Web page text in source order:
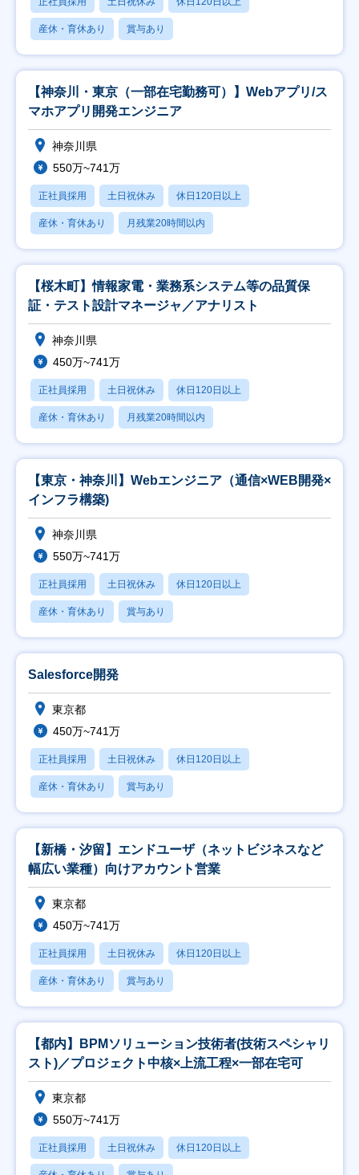
産休・育休あり 賞与あり
【神奈川・東京（一部在宅勤務可）】Webアプリ/ス
マホアプリ開発エンジニア
神奈川県
550万~741万
正社員採用 土日祝休み 休日120日以上
産休・育休あり 月残業20時間以内
【桜木町】情報家電・業務系システム等の品質保
証・テスト設計マネージャ／アナリスト
神奈川県
450万~741万
正社員採用 土日祝休み 休日120日以上
産休・育休あり 月残業20時間以内
【東京・神奈川】Webエンジニア（通信×WEB開発×
インフラ構築)
神奈川県
550万~741万
正社員採用 土日祝休み 休日120日以上
産休・育休あり 賞与あり
Salesforce開発
東京都
450万~741万
正社員採用 土日祝休み 休日120日以上
産休・育休あり 賞与あり
【新橋・汐留】エンドユーザ（ネットビジネスなど
幅広い業種）向けアカウント営業
東京都
450万~741万
正社員採用 土日祝休み 休日120日以上
産休・育休あり 賞与あり
【都内】BPMソリューション技術者(技術スペシャリ
スト)／プロジェクト中核×上流工程×一部在宅可
東京都
550万~741万
正社員採用 土日祝休み 休日120日以上